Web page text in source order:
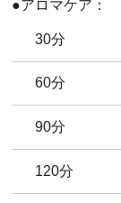
●アロマケア：
30分
60分
90分
120分